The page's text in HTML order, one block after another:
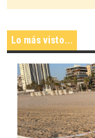
Lo más visto...